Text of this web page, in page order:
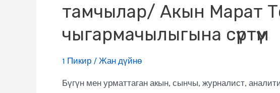
тамчылар/ Акын Марат
чыгармачылыгына сүртүм
1 Пикир / Жан дүйнө
Бүгүн мен урматтаган акын, сынчы, журналист,